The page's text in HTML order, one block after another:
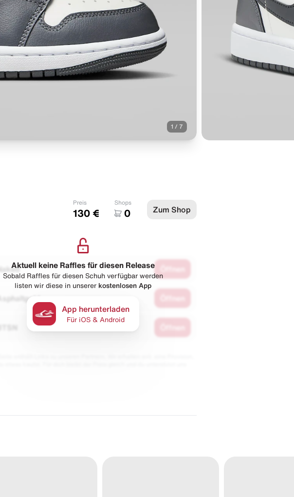
1 / 7
Preis
130 €
Shops
0 Zum Shop
Naked
Asphaltgold
Aktuell keine Raffles für diesen Release
Sobald Raffles für diesen Schuh verfügbar werden
listen wir diese in unserer kostenlosen App
App herunterladen
Für iOS & Android